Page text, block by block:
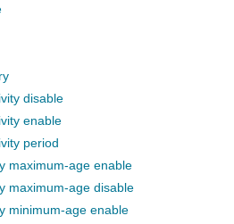
disable
enable
period
maximum-age enable
maximum-age disable
minimum-age enable